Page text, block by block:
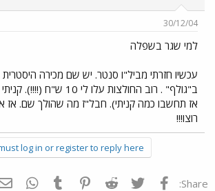
ש
א
ר
30/12/04
למי שגר בשפלה
עכשיו חזרתי מביל"ו סנטר. יש שם מכירה
אז תחשבו כמה קניתי). חבל"ז מה שהולך שם. אז
רוצו!!!
log in or register to reply here.
Share: פייסבוק Twitter
Reddit
Pinterest
Tumblr